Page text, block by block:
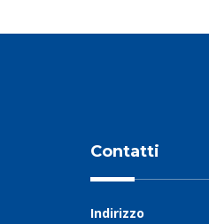
Contatti
Indirizzo